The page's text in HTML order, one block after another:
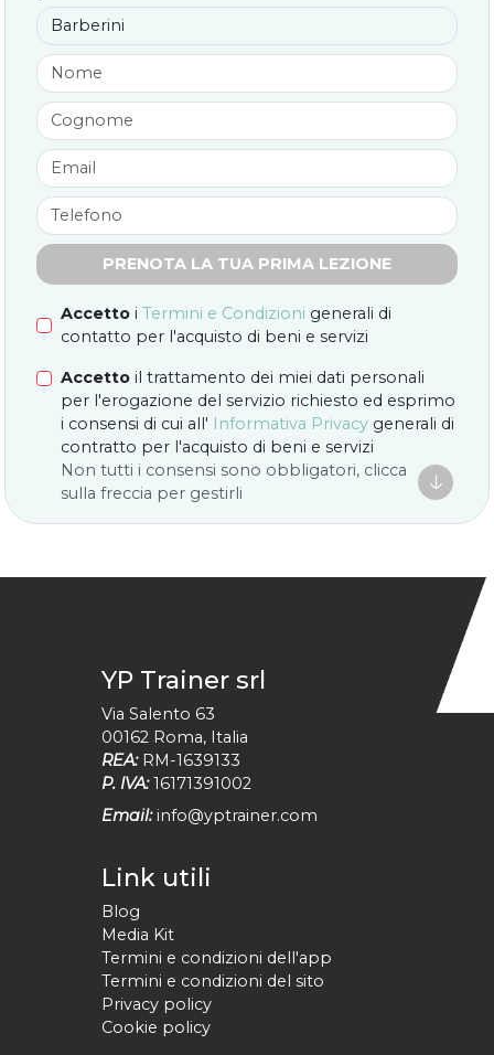
PRENOTA LA TUA PRIMA LEZIONE
Accetto i Termini e Condizioni generali di
contatto per l'acquisto di beni e servizi
Accetto il trattamento dei miei dati personali
per l'erogazione del servizio richiesto ed esprimo
i consensi di cui all' Informativa Privacy generali di
contratto per l'acquisto di beni e servizi
Non tutti i consensi sono obbligatori, clicca
sulla freccia per gestirli

YP Trainer srl
Via Salento 63
00162 Roma, Italia
REA: RM-1639133
P. IVA: 16171391002
Email: info@yptrainer.com
Link utili
Blog
Media Kit
Termini e condizioni dell'app
Termini e condizioni del sito
Privacy policy
Cookie policy